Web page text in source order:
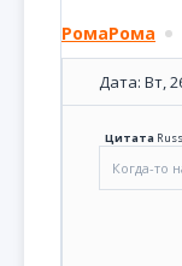
РомаРома
Дата: Вт,
Цитата
Когда-то